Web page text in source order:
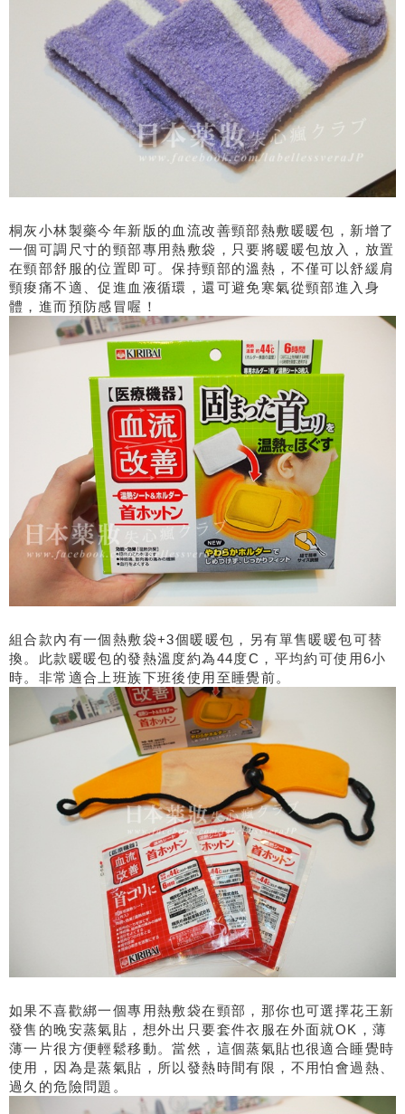
桐灰小林製藥今年新版的血流改善頸部熱敷暖暖包，新增了
一個可調尺寸的頸部專用熱敷袋，只要將暖暖包放入，放置
在頸部舒服的位置即可。保持頸部的溫熱，不僅可以舒緩肩
頸痠痛不適、促進血液循環，還可避免寒氣從頸部進入身
體，進而預防感冒喔！
組合款內有一個熱敷袋+3個暖暖包，另有單售暖暖包可替
換。此款暖暖包的發熱溫度約為44度C，平均約可使用6小
時。非常適合上班族下班後使用至睡覺前。
如果不喜歡綁一個專用熱敷袋在頸部，那你也可選擇花王新
發售的晚安蒸氣貼，想外出只要套件衣服在外面就OK ，薄
薄一片很方便輕鬆移動。當然，這個蒸氣貼也很適合睡覺時
使用，因為是蒸氣貼，所以發熱時間有限，不用怕會過熱、
過久的危險問題。